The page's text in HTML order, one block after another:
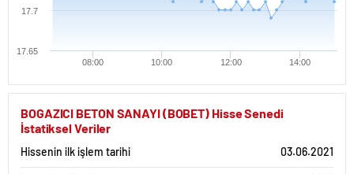
08:00 10:00 12:00 14:00
17.65
17.7
BOGAZICI BETON SANAYI (BOBET) Hisse Senedi
İstatiksel Veriler
Hissenin ilk işlem tarihi 03.06.2021